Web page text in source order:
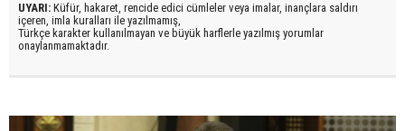
UYARI: Küfür, hakaret, rencide edici cümleler veya imalar, inançlara saldırı
içeren, imla kuralları ile yazılmamış,
Türkçe karakter kullanılmayan ve büyük harflerle yazılmış yorumlar
onaylanmamaktadır.